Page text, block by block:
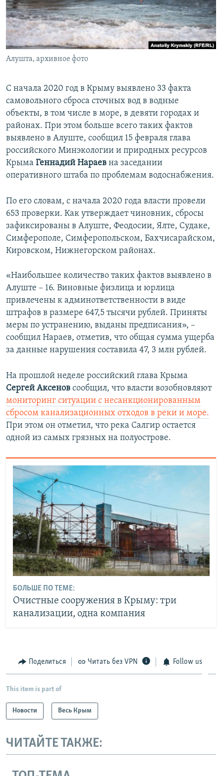
ПОБЕДИТЕЛЕЙ НЕ СУДЯТ?
КРЫМ.НЕПОКОРЕННЫЙ
ELIFBE
УКРАИНСКАЯ ПРОБЛЕМА КРЫМА
ПРИСОЕДИНЯЙТЕСЬ!
Алушта, архивное фото
С начала 2020 год в Крыму выявлено 33 факта
самовольного сброса сточных вод в водные
объекты, в том числе в море, в девяти городах и
районах. При этом больше всего таких фактов
выявлено в Алуште, сообщил 15 февраля глава
российского Минэкологии и природных ресурсов
Крыма Геннадий Нараев на заседании
оперативного штаба по проблемам водоснабжения.
По его словам, с начала 2020 года власти провели
653 проверки. Как утверждает чиновник, сбросы
зафиксированы в Алуште, Феодосии, Ялте, Судаке,
Симферополе, Симферопольском, Бахчисарайском,
Кировском, Нижнегорском районах.
«Наибольшее количество таких фактов выявлено в
Алуште – 16. Виновные физлица и юрлица
привлечены к админответственности в виде
штрафов в размере 647,5 тысячи рублей. Приняты
меры по устранению, выданы предписания», –
сообщил Нараев, отметив, что общая сумма ущерба
за данные нарушения составила 47, 3 млн рублей.
На прошлой неделе российский глава Крыма
Сергей Аксенов сообщил, что власти возобновляют
мониторинг ситуации с несанкционированным
сбросом канализационных отходов в реки и море.
При этом он отметил, что река Салгир остается
одной из самых грязных на полуострове.
БОЛЬШЕ ПО ТЕМЕ:
Очистные сооружения в Крыму: три
канализации, одна компания
Поделиться Читать без VPN Follow us
This item is part of
Новости Весь Крым
ЧИТАЙТЕ ТАКЖЕ: